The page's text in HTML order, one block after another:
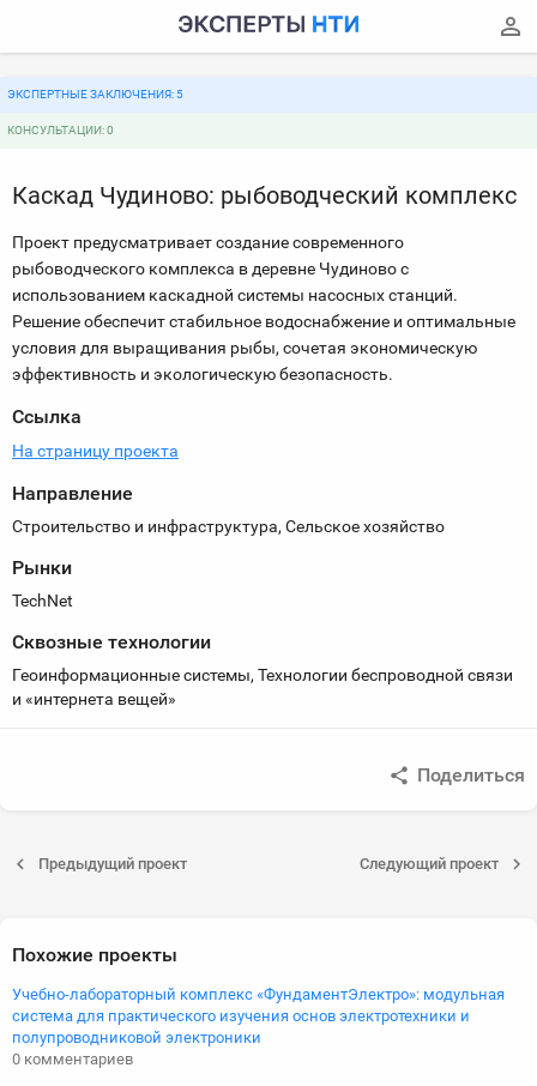
ЭКСПЕРТНЫЕ ЗАКЛЮЧЕНИЯ: 5
КОНСУЛЬТАЦИИ: 0
Каскад Чудиново: рыбоводческий комплекс
Проект предусматривает создание современного
рыбоводческого комплекса в деревне Чудиново с
использованием каскадной системы насосных станций.
Решение обеспечит стабильное водоснабжение и оптимальные
условия для выращивания рыбы, сочетая экономическую
эффективность и экологическую безопасность.
Ссылка
На страницу проекта
Направление
Строительство и инфраструктура, Сельское хозяйство
Рынки
TechNet
Сквозные технологии
Геоинформационные системы, Технологии беспроводной связи
и «интернета вещей»
Поделиться
Предыдущий проект Следующий проект
Похожие проекты
Учебно-лабораторный комплекс «ФундаментЭлектро»: модульная
система для практического изучения основ электротехники и
полупроводниковой электроники
0 комментариев